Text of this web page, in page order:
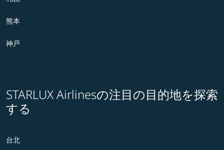
熊本
神戸
STARLUX Airlinesの注目の目的地を探索
する
台北